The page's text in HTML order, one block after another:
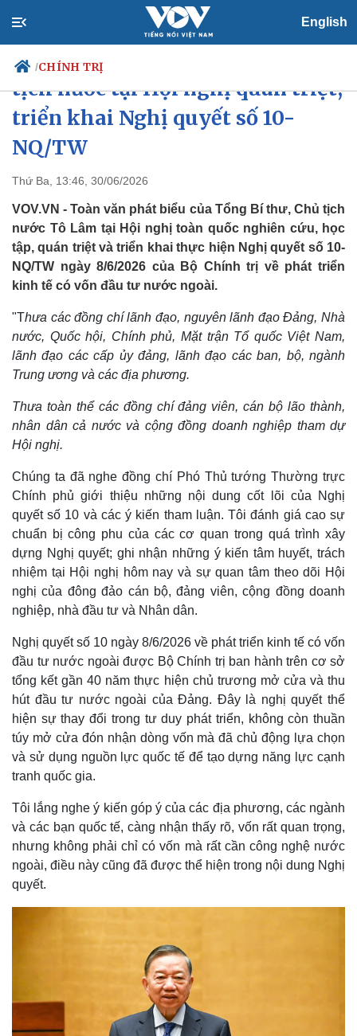
English
/CHÍNH TRỊ
Chính trị
Tổ chức nhân sự
Quốc hội
Nhận diện sự thật
Giáo dục
Dấu ấn VOV
Việc làm
Biển đảo
Phát biểu của Tổng Bí thư, Chủ
tịch nước tại Hội nghị quán triệt,
triển khai Nghị quyết số 10-
NQ/TW
Thứ Ba, 13:46, 30/06/2026
VOV.VN - Toàn văn phát biểu của Tổng Bí thư, Chủ tịch
nước Tô Lâm tại Hội nghị toàn quốc nghiên cứu, học
tập, quán triệt và triển khai thực hiện Nghị quyết số 10-
NQ/TW ngày 8/6/2026 của Bộ Chính trị về phát triển
kinh tế có vốn đầu tư nước ngoài.
"Thưa các đồng chí lãnh đạo, nguyên lãnh đạo Đảng, Nhà
nước, Quốc hội, Chính phủ, Mặt trận Tổ quốc Việt Nam,
lãnh đạo các cấp ủy đảng, lãnh đạo các ban, bộ, ngành
Trung ương và các địa phương.
Thưa toàn thể các đồng chí đảng viên, cán bộ lão thành,
nhân dân cả nước và cộng đồng doanh nghiệp tham dự
Hội nghị.
Chúng ta đã nghe đồng chí Phó Thủ tướng Thường trực
Chính phủ giới thiệu những nội dung cốt lõi của Nghị
quyết số 10 và các ý kiến tham luận. Tôi đánh giá cao sự
chuẩn bị công phu của các cơ quan trong quá trình xây
dựng Nghị quyết; ghi nhận những ý kiến tâm huyết, trách
nhiệm tại Hội nghị hôm nay và sự quan tâm theo dõi Hội
nghị của đông đảo cán bộ, đảng viên, cộng đồng doanh
nghiệp, nhà đầu tư và Nhân dân.
Nghị quyết số 10 ngày 8/6/2026 về phát triển kinh tế có vốn
đầu tư nước ngoài được Bộ Chính trị ban hành trên cơ sở
tổng kết gần 40 năm thực hiện chủ trương mở cửa và thu
hút đầu tư nước ngoài của Đảng. Đây là nghị quyết thể
hiện sự thay đổi trong tư duy phát triển, không còn thuần
túy mở cửa đón nhận dòng vốn mà đã chủ động lựa chọn
và sử dụng nguồn lực quốc tế để tạo dựng năng lực cạnh
tranh quốc gia.
Tôi lắng nghe ý kiến góp ý của các địa phương, các ngành
và các bạn quốc tế, càng nhận thấy rõ, vốn rất quan trọng,
nhưng không phải chỉ có vốn mà rất cần công nghệ nước
ngoài, điều này cũng đã được thể hiện trong nội dung Nghị
quyết.